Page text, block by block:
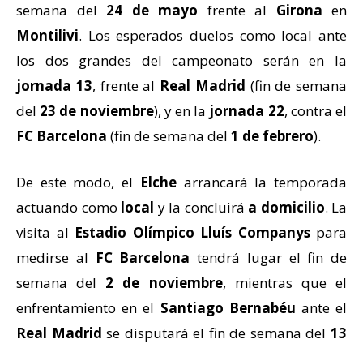
semana del 24 de mayo frente al Girona en
Montilivi. Los esperados duelos como local ante
los dos grandes del campeonato serán en la
jornada 13, frente al Real Madrid (fin de semana
del 23 de noviembre), y en la jornada 22, contra el
FC Barcelona (fin de semana del 1 de febrero).
De este modo, el Elchearrancará la temporada
actuando como local y la concluirá a domicilio. La
visita al Estadio Olímpico Lluís Companyspara
medirse al FC Barcelona tendrá lugar el fin de
semana del 2 de noviembre, mientras que el
enfrentamiento en el Santiago Bernabéu ante el
Real Madrid se disputará el fin de semana del13